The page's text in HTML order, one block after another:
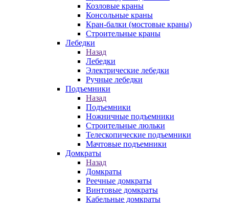
Козловые краны
Консольные краны
Кран-балки (мостовые краны)
Строительные краны
Лебедки
Назад
Лебедки
Электрические лебедки
Ручные лебедки
Подъемники
Назад
Подъемники
Ножничные подъемники
Строительные люльки
Телескопические подъемники
Мачтовые подъемники
Домкраты
Назад
Домкраты
Реечные домкраты
Винтовые домкраты
Кабельные домкраты